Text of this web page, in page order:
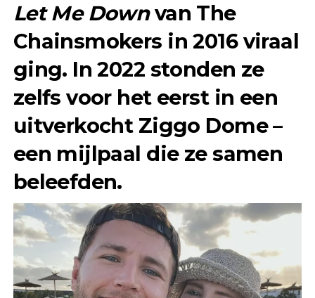
Let Me Downvan The
Chainsmokers in 2016 viraal
ging. In 2022 stonden ze
zelfs voor het eerst in een
uitverkocht Ziggo Dome –
een mijlpaal die ze samen
beleefden.